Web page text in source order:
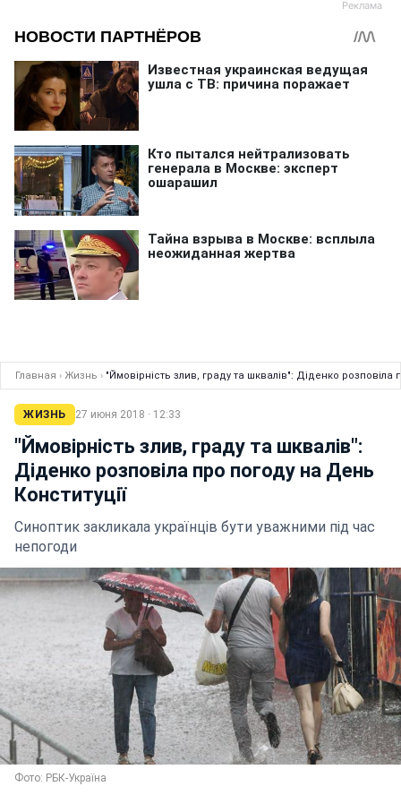
Главная › Жизнь › "Ймовірність злив, граду та шквалів": Діденко розповіла
ЖИЗНЬ 27 июня 2018 · 12:33
"Ймовірність злив, граду та шквалів":
Діденко розповіла про погоду на День
Конституції
Синоптик закликала українців бути уважними під час
непогоди
Фото: РБК-Україна